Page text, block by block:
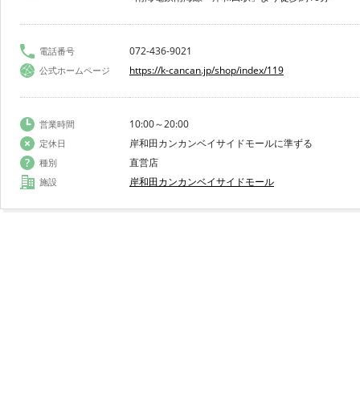
電話番号 072-436-9021
公式ホームページ https://k-cancan.jp/shop/index/119
営業時間 10:00～20:00
定休日 岸和田カンカンベイサイドモールに準ずる
種別 直営店
施設 岸和田カンカンベイサイドモール